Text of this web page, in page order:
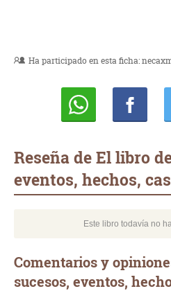
Ha participado en esta ficha:
Reseña de El libro
eventos, hechos,
Este libro todavía no
Comentarios y
sucesos, eventos,